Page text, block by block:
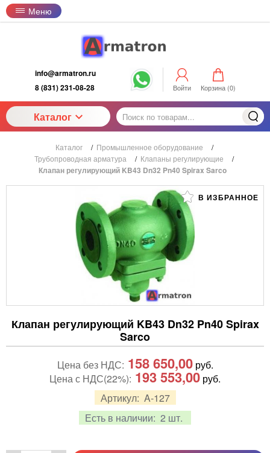
Меню
info@armatron.ru
8 (831) 231-08-28
Войти Корзина (0)
Каталог
Каталог / Промышленное оборудование
/
Трубопроводная арматура
/ Клапаны регулирующие /
Клапан регулирующий KB43 Dn32 Pn40 Spirax Sarco
В ИЗБРАННОЕ
Клапан регулирующий KB43 Dn32 Pn40 Spirax
Sarco
Артикул: A-127
Есть в наличии: 2 шт.
Цена без НДС: 158 650,00руб.
Цена с НДС(22%): 193 553,00 руб.